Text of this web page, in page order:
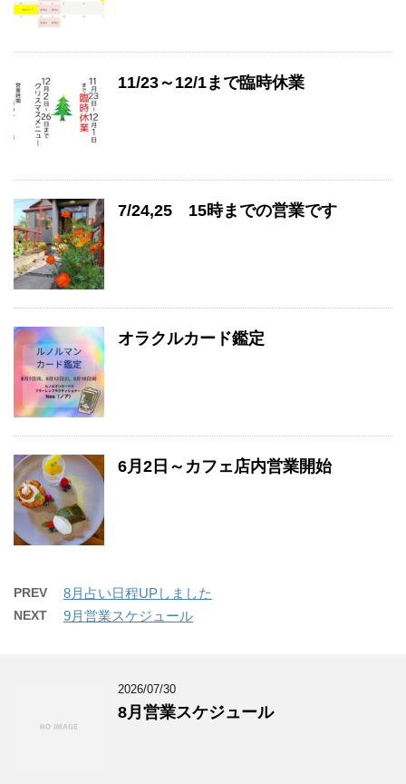
11/23～12/1まで臨時休業
7/24,25 15時までの営業です
オラクルカード鑑定
6月2日～カフェ店内営業開始
PREV 8月占い日程UPしました
NEXT 9月営業スケジュール
2026/07/30
8月営業スケジュール